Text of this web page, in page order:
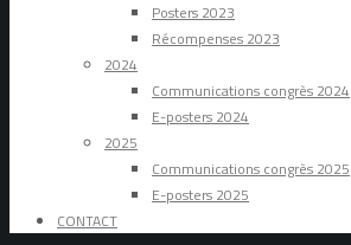
Posters 2023
Récompenses 2023
2024
Communications congrès 2024
E-posters 2024
2025
Communications congrès 2025
E-posters 2025
CONTACT